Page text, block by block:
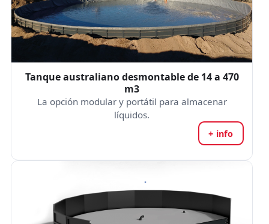
Tanque australiano desmontable de 14 a 470
m3
La opción modular y portátil para almacenar
líquidos.
+ info